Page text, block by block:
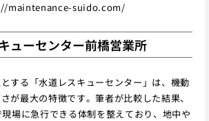
maintenance-suido.com/
ューセンター前橋営業所
する「水道レスキューセンター」は、機動
が最大の特徴です。筆者が比較した結果、
場に急行できる体制を整えており、地中や